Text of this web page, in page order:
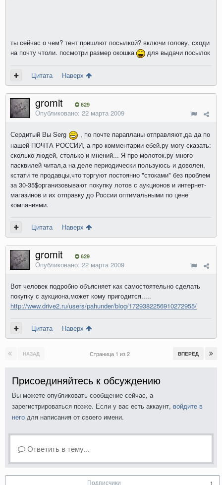
ты сейчас о чем? тент пришлют посылкой? включи голову. сходи
на почту чтоли. посмотри размер окошка
для выдачи посылок
Цитата Наверх
gromit 629
Опубликовано: 22 марта 2009
Сердитый Вы Serg
, по почте парапланы отправляют,да да по
нашей ПОЧТА РОССИИ, а про комментарии ебей.ру могу сказать:
сколько людей, столько и мнений... Я про молоток.ру много
пасквилей читал,а на деле периодически пользуюсь и доволен,
кстати те продавцы,что торгуют постоянно "стоками" без проблем
за 30-35$организовывают покупку лотов с аукционов и интернет-
магазинов и их отправку до России оптимальными по цене
компаниями.
Цитата Наверх
gromit 629
Опубликовано: 22 марта 2009
Вот человек подробно объясняет как самостоятельно сделать
покупку с аукциона,может кому пригодится.....
http://www.drive2.ru/users/pahunder/blog/1729382256910272955/
Цитата Наверх
НАЗАД ВПЕРЁД
Страница 1 из 2
Присоединяйтесь к обсуждению
Вы можете опубликовать сообщение сейчас, а
зарегистрироваться позже. Если у вас есть аккаунт, войдите в
него для написания от своего имени.
Ответить в тему...
Подписчики 1